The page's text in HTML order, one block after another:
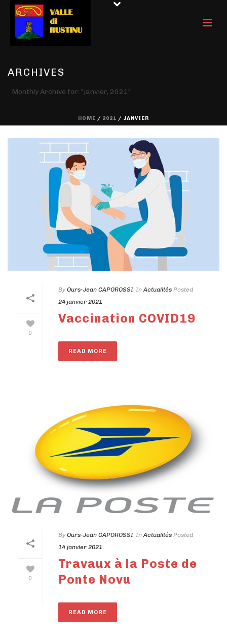
ARCHIVES
Monthly Archive for: "janvier, 2021"
HOME / 2021 / JANVIER
0
ByOurs-Jean CAPOROSSI InActualités Posted
24 janvier 2021
Vaccination COVID19
READ MORE
0
ByOurs-Jean CAPOROSSI InActualités Posted
14 janvier 2021
Travaux à la Poste de
Ponte Novu
READ MORE